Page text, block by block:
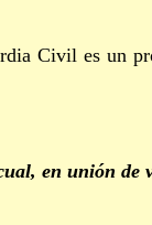
Civil es un
en unión de